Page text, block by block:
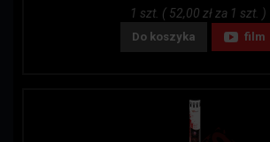
1 szt. ( 52,00 zł za 1 szt. )
Do koszyka film